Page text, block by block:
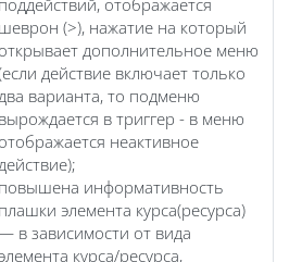
шеврон (>), нажатие на который
открывает дополнительное меню
действие включает только
два варианта, то подменю
вырождается в триггер - в меню
отображается неактивное
действие);
повышена информативность
плашки элемента курса(ресурса)
в зависимости от вида
элемента курса/ресурса,